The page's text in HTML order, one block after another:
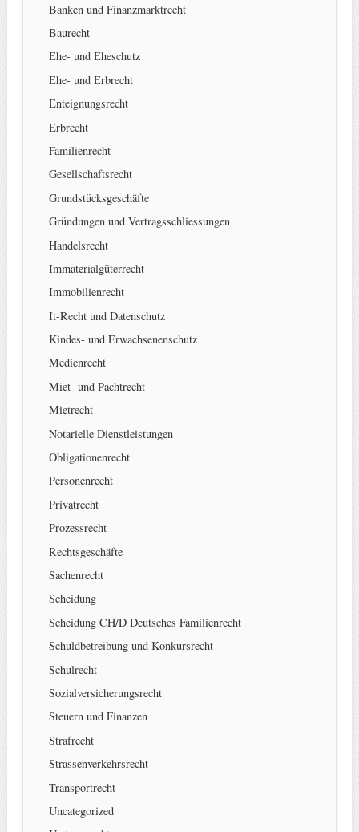
Banken und Finanzmarktrecht
Baurecht
Ehe- und Eheschutz
Ehe- und Erbrecht
Enteignungsrecht
Erbrecht
Familienrecht
Gesellschaftsrecht
Grundstücksgeschäfte
Gründungen und Vertragsschliessungen
Handelsrecht
Immaterialgüterrecht
Immobilienrecht
It-Recht und Datenschutz
Kindes- und Erwachsenenschutz
Medienrecht
Miet- und Pachtrecht
Mietrecht
Notarielle Dienstleistungen
Obligationenrecht
Personenrecht
Privatrecht
Prozessrecht
Rechtsgeschäfte
Sachenrecht
Scheidung
Scheidung CH/D Deutsches Familienrecht
Schuldbetreibung und Konkursrecht
Schulrecht
Sozialversicherungsrecht
Steuern und Finanzen
Strafrecht
Strassenverkehrsrecht
Transportrecht
Uncategorized